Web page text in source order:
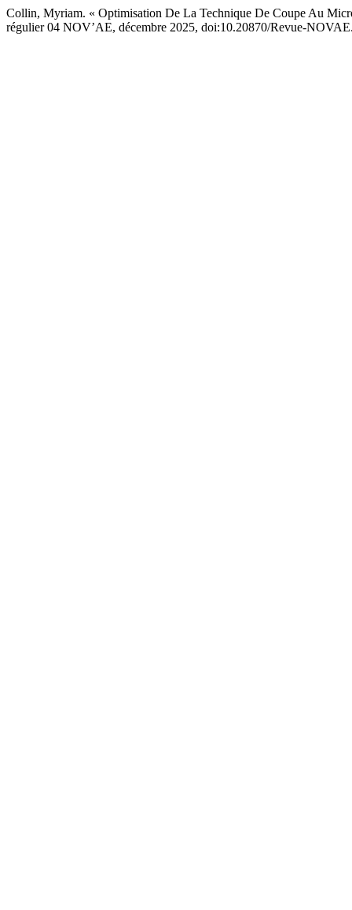
Collin, Myriam. « Optimisation De La Technique De Coupe Au
régulier 04 NOV’AE, décembre 2025, doi:10.20870/Revue-